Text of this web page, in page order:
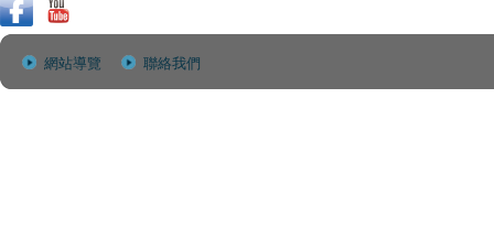
網站導覽 聯絡我們